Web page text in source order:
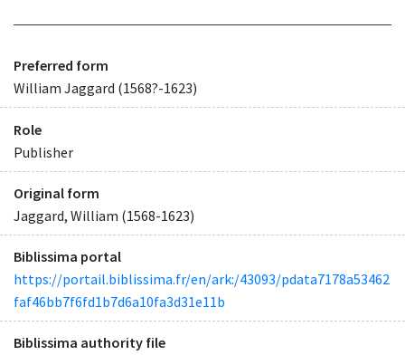
Preferred form
William Jaggard (1568?-1623)
Role
Publisher
Original form
Jaggard, William (1568-1623)
Biblissima portal
https://portail.biblissima.fr/en/ark:/43093/pdata7178a53462
faf46bb7f6fd1b7d6a10fa3d31e11b
Biblissima authority file